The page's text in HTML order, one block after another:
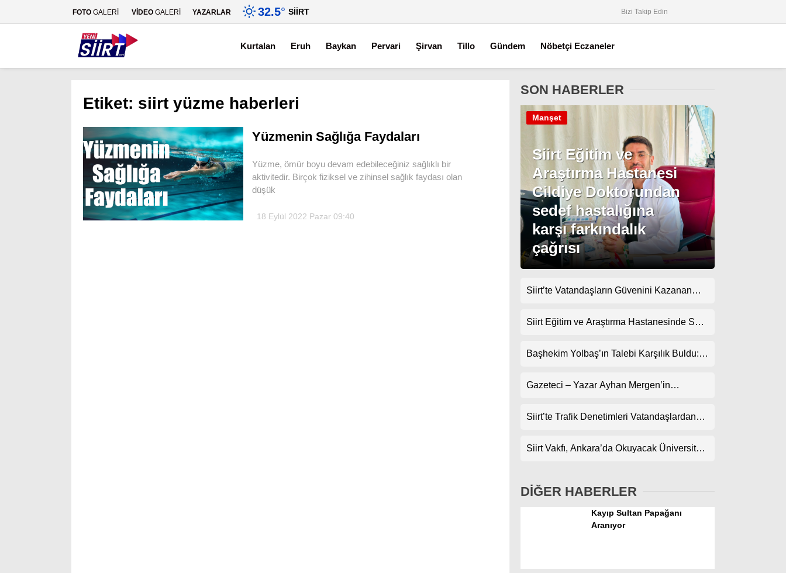
Gündem
Dünya
Spor
FOTO GALERİ VİDEO GALERİ YAZARLAR 32.5° SIIRT Bizi Takip Edin
Kurtalan Eruh Baykan Pervari Şirvan Tillo Gündem Nöbetçi Eczaneler
Etiket: siirt yüzme haberleri
Yüzmenin Sağlığa Faydaları
Yüzme, ömür boyu devam edebileceğiniz sağlıklı bir
aktivitedir. Birçok fiziksel ve zihinsel sağlık faydası olan
düşük
18 Eylül 2022 Pazar 09:40
SON HABERLER
Siirt Eğitim ve
Araştırma Hastanesi
Cildiye Doktorundan
sedef hastalığına
karşı farkındalık
çağrısı
Manşet
Siirt’te Vatandaşların Güvenini Kazanan
Topluyor
Siirt Eğitim ve Araştırma Hastanesinde Son
Randevularda Bekleme Süresi Kısaldı
Başhekim Yolbaş’ın Talebi Karşılık Buldu:
Gazeteci – Yazar Ayhan Mergen’in
Kuralları”
Siirt’te Trafik Denetimleri Vatandaşlardan
Siirt Vakfı, Ankara’da Okuyacak Üniversite
DİĞER HABERLER
Kayıp Sultan Papağanı
Aranıyor